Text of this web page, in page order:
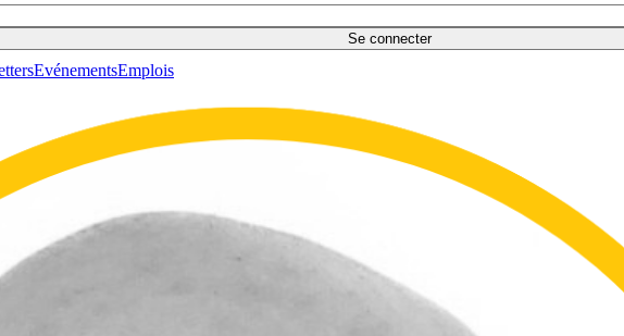
Se connecter
EvénementsEmplois